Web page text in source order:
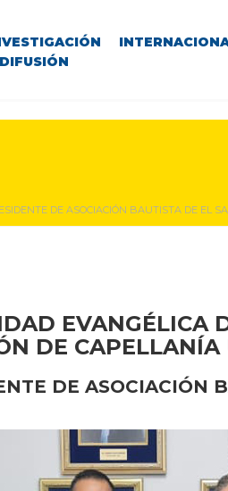
DE ASOCIACIÓN BAUTISTA DE EL
EVANGÉLICA
DE
DE ASOCIACIÓN